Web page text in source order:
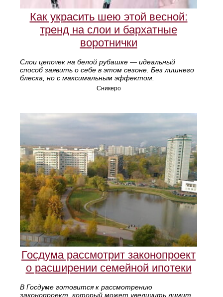
Как украсить шею этой весной:
тренд на слои и бархатные
воротнички
Слои цепочек на белой рубашке — идеальный
способ заявить о себе в этом сезоне. Без лишнего
блеска, но с максимальным эффектом.
Сникеро
Госдума рассмотрит законопроект
о расширении семейной ипотеки
В Госдуме готовится к рассмотрению
законопроект, который может увеличить лимит